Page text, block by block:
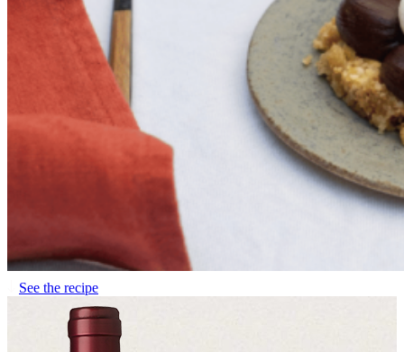
See the recipe